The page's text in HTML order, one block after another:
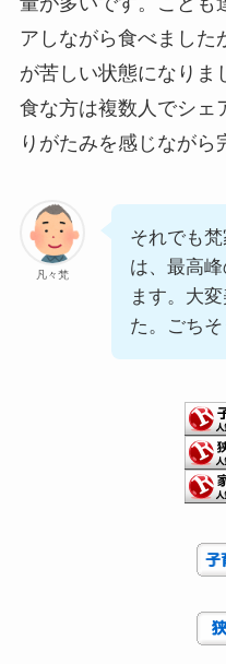
アしながら食べました
が苦しい状態になりま
食な方は複数人でシェ
りがたみを感じながら
凡々梵
それでも
は、最高
ます。大
た。ごちそ